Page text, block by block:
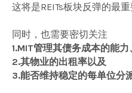
这将是REITs板块反弹的最重
同时，也需要密切关注
1.MIT管理其债务成本的能力
2.其物业的出租率以及
3.能否维持稳定的每单位分